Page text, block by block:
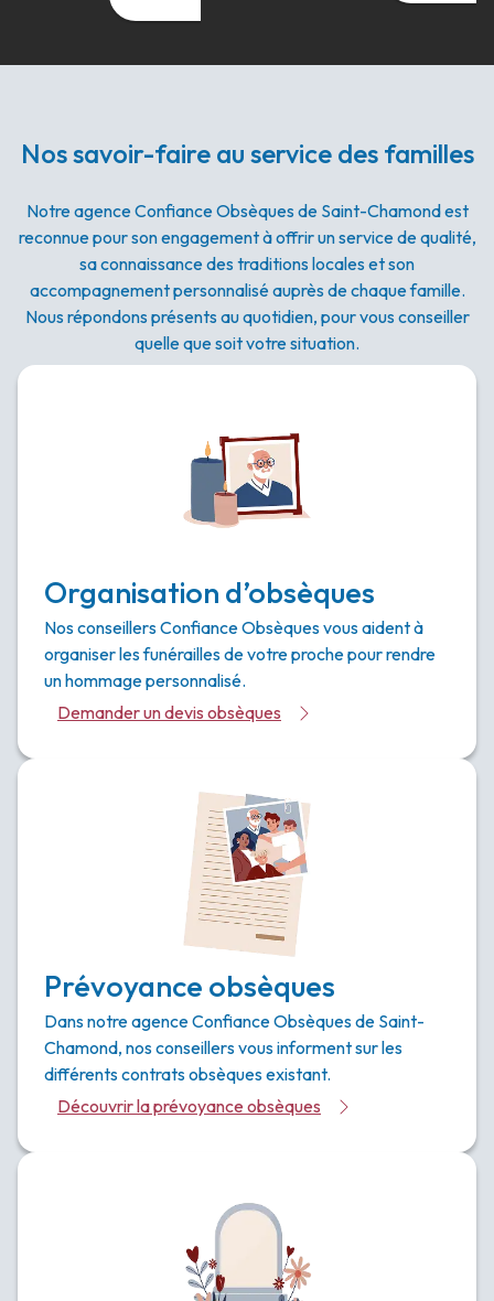
Nos savoir-faire au service des familles
Notre agence Confiance Obsèques de Saint-Chamond est
reconnue pour son engagement à offrir un service de qualité,
sa connaissance des traditions locales et son
accompagnement personnalisé auprès de chaque famille.
Nous répondons présents au quotidien, pour vous conseiller
quelle que soit votre situation.
Organisation d’obsèques
Nos conseillers Confiance Obsèques vous aident à
organiser les funérailles de votre proche pour rendre
un hommage personnalisé.
Demander un devis obsèques
Prévoyance obsèques
Dans notre agence Confiance Obsèques de Saint-
Chamond, nos conseillers vous informent sur les
différents contrats obsèques existant.
Découvrir la prévoyance obsèques